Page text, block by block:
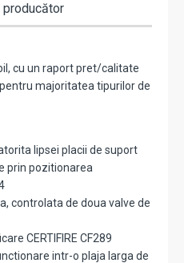
producător
cu un raport pret/calitate
majoritatea tipurilor de
lipsei placii de suport
prin pozitionarea
controlata de doua valve de
CERTIFIRE CF289
intr-o plaja larga de